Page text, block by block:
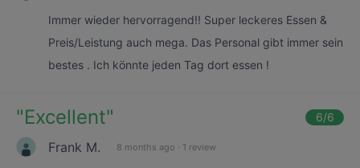
Immer wieder hervorragend!! Super leckeres Essen &
Preis/Leistung auch mega. Das Personal gibt immer sein
bestes . Ich könnte jeden Tag dort essen !
"Excellent" 6/6
Frank M. 8 months ago · 1 review